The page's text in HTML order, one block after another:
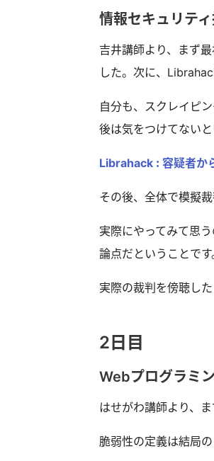
情報セキュリテ
吉井講師より、まず
した。次に、
自分も、スクレイピ
後は気をつけてない
Librahack ： 容疑者
その後、全体で模擬
実際にやってみて思
論点だということです
実際の裁判を傍聴し
2日目
Webプログラミン
はせがわ講師より、
脆弱性の定義は結局